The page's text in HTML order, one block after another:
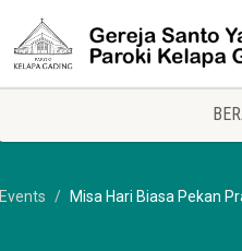
Events Misa Hari Biasa Pekan